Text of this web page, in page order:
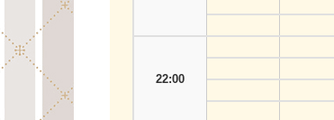
22:00